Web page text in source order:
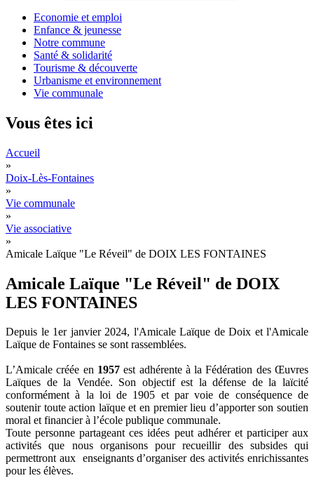
Economie et emploi
Enfance & jeunesse
Notre commune
Santé & solidarité
Tourisme & découverte
Urbanisme et environnement
Vie communale
Vous êtes ici
Accueil
»
Doix-Lès-Fontaines
»
Vie communale
»
Vie associative
»
Amicale Laïque "Le Réveil" de DOIX LES FONTAINES
Amicale Laïque "Le Réveil" de DOIX
LES FONTAINES
Depuis le 1er janvier 2024, l'Amicale Laïque de Doix et l'Amicale
Laïque de Fontaines se sont rassemblées.
L’Amicale créée en 1957est adhérente à la Fédération des Œuvres
Laïques de la Vendée. Son objectif est la défense de la laïcité
conformément à la loi de 1905 et par voie de conséquence de
soutenir toute action laïque et en premier lieu d’apporter son soutien
moral et financier à l’école publique communale.
Toute personne partageant ces idées peut adhérer et participer aux
activités que nous organisons pour recueillir des subsides qui
permettront aux enseignants d’organiser des activités enrichissantes
pour les élèves.